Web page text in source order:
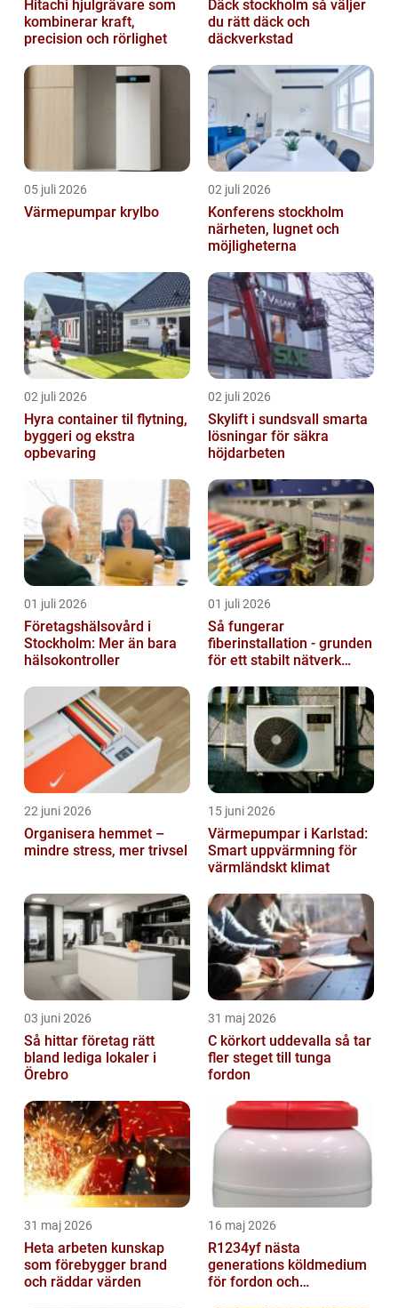
Hitachi hjulgrävare som
kombinerar kraft,
precision och rörlighet
Däck stockholm så väljer
du rätt däck och
däckverkstad
05 juli 2026
Värmepumpar krylbo
02 juli 2026
Konferens stockholm
närheten, lugnet och
möjligheterna
02 juli 2026
Hyra container til flytning,
byggeri og ekstra
opbevaring
02 juli 2026
Skylift i sundsvall smarta
lösningar för säkra
höjdarbeten
01 juli 2026
Företagshälsovård i
Stockholm: Mer än bara
hälsokontroller
01 juli 2026
Så fungerar
fiberinstallation - grunden
för ett stabilt nätverk
22 juni 2026
Organisera hemmet –
mindre stress, mer trivsel
15 juni 2026
Värmepumpar i Karlstad:
Smart uppvärmning för
värmländskt klimat
03 juni 2026
Så hittar företag rätt
bland lediga lokaler i
Örebro
31 maj 2026
C körkort uddevalla så tar
fler steget till tunga
fordon
31 maj 2026
Heta arbeten kunskap
som förebygger brand
och räddar värden
16 maj 2026
R1234yf nästa
generations köldmedium
för fordon och